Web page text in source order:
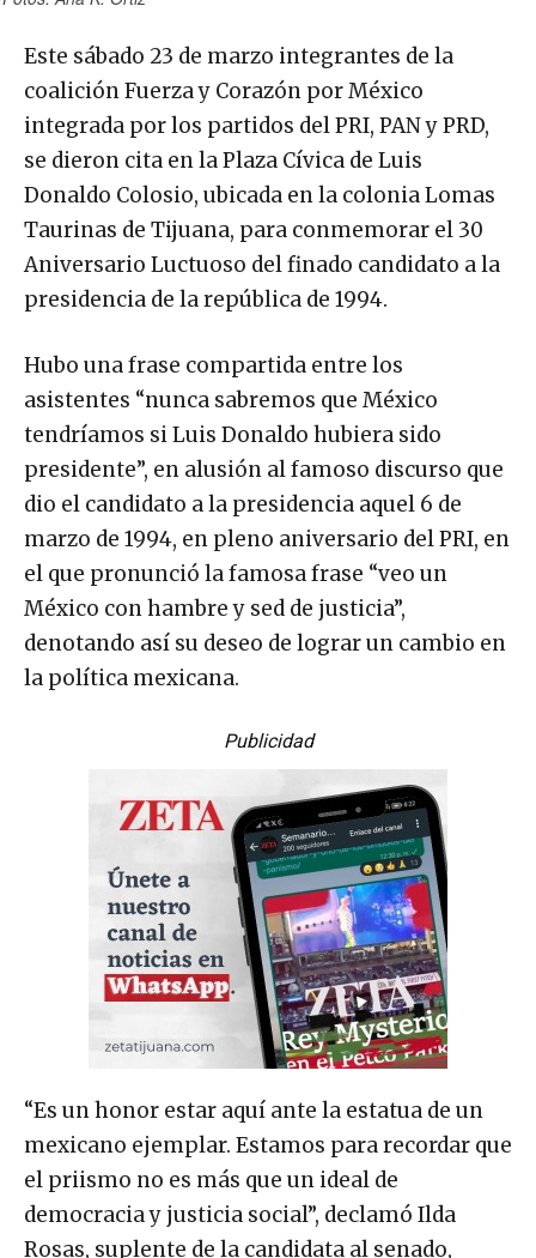
Este sábado 23 de marzo integrantes de la
coalición Fuerza y Corazón por México
integrada por los partidos del PRI, PAN y PRD,
se dieron cita en la Plaza Cívica de Luis
Donaldo Colosio, ubicada en la colonia Lomas
Taurinas de Tijuana, para conmemorar el 30
Aniversario Luctuoso del finado candidato a la
presidencia de la república de 1994.
Hubo una frase compartida entre los
asistentes “nunca sabremos que México
tendríamos si Luis Donaldo hubiera sido
presidente”, en alusión al famoso discurso que
dio el candidato a la presidencia aquel 6 de
marzo de 1994, en pleno aniversario del PRI, en
el que pronunció la famosa frase “veo un
México con hambre y sed de justicia”,
denotando así su deseo de lograr un cambio en
la política mexicana.
Publicidad
“Es un honor estar aquí ante la estatua de un
mexicano ejemplar. Estamos para recordar que
el priismo no es más que un ideal de
democracia y justicia social”, declamó Ilda
Rosas, suplente de la candidata al senado,